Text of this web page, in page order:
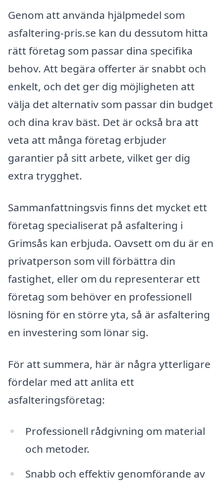
Genom att använda hjälpmedel som
asfaltering-pris.se kan du dessutom hitta
rätt företag som passar dina specifika
behov. Att begära offerter är snabbt och
enkelt, och det ger dig möjligheten att
välja det alternativ som passar din budget
och dina krav bäst. Det är också bra att
veta att många företag erbjuder
garantier på sitt arbete, vilket ger dig
extra trygghet.
Sammanfattningsvis finns det mycket ett
företag specialiserat på asfaltering i
Grimsås kan erbjuda. Oavsett om du är en
privatperson som vill förbättra din
fastighet, eller om du representerar ett
företag som behöver en professionell
lösning för en större yta, så är asfaltering
en investering som lönar sig.
För att summera, här är några ytterligare
fördelar med att anlita ett
asfalteringsföretag:
Professionell rådgivning om material
och metoder.
Snabb och effektiv genomförande av